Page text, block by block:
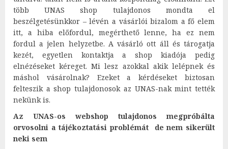
több UNAS shop tulajdonos mondta el
beszélgetésünkkor – lévén a vásárlói bizalom a fő elem
itt, a hiba előfordul, megérthető lenne, ha ez nem
fordul a jelen helyzetbe. A vásárló ott áll és tárogatja
kezét, egyetlen kontaktja a shop kiadója pedig
elnézéseket kéreget. Mi lesz azokkal akik lelépnek és
máshol vásárolnak? Ezeket a kérdéseket biztosan
felteszik a shop tulajdonosok az UNAS-nak mint tették
nekünk is.
Az UNAS-os webshop tulajdonos megpróbálta
orvosolni a tájékoztatási problémát de nem sikerült
neki sem